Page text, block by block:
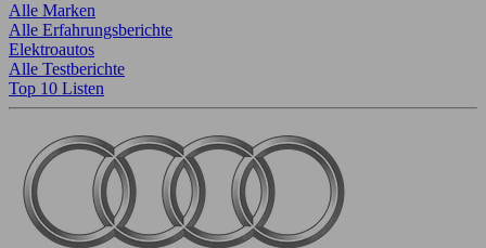
Alle Marken
Alle Erfahrungsberichte
Elektroautos
Alle Testberichte
Top 10 Listen